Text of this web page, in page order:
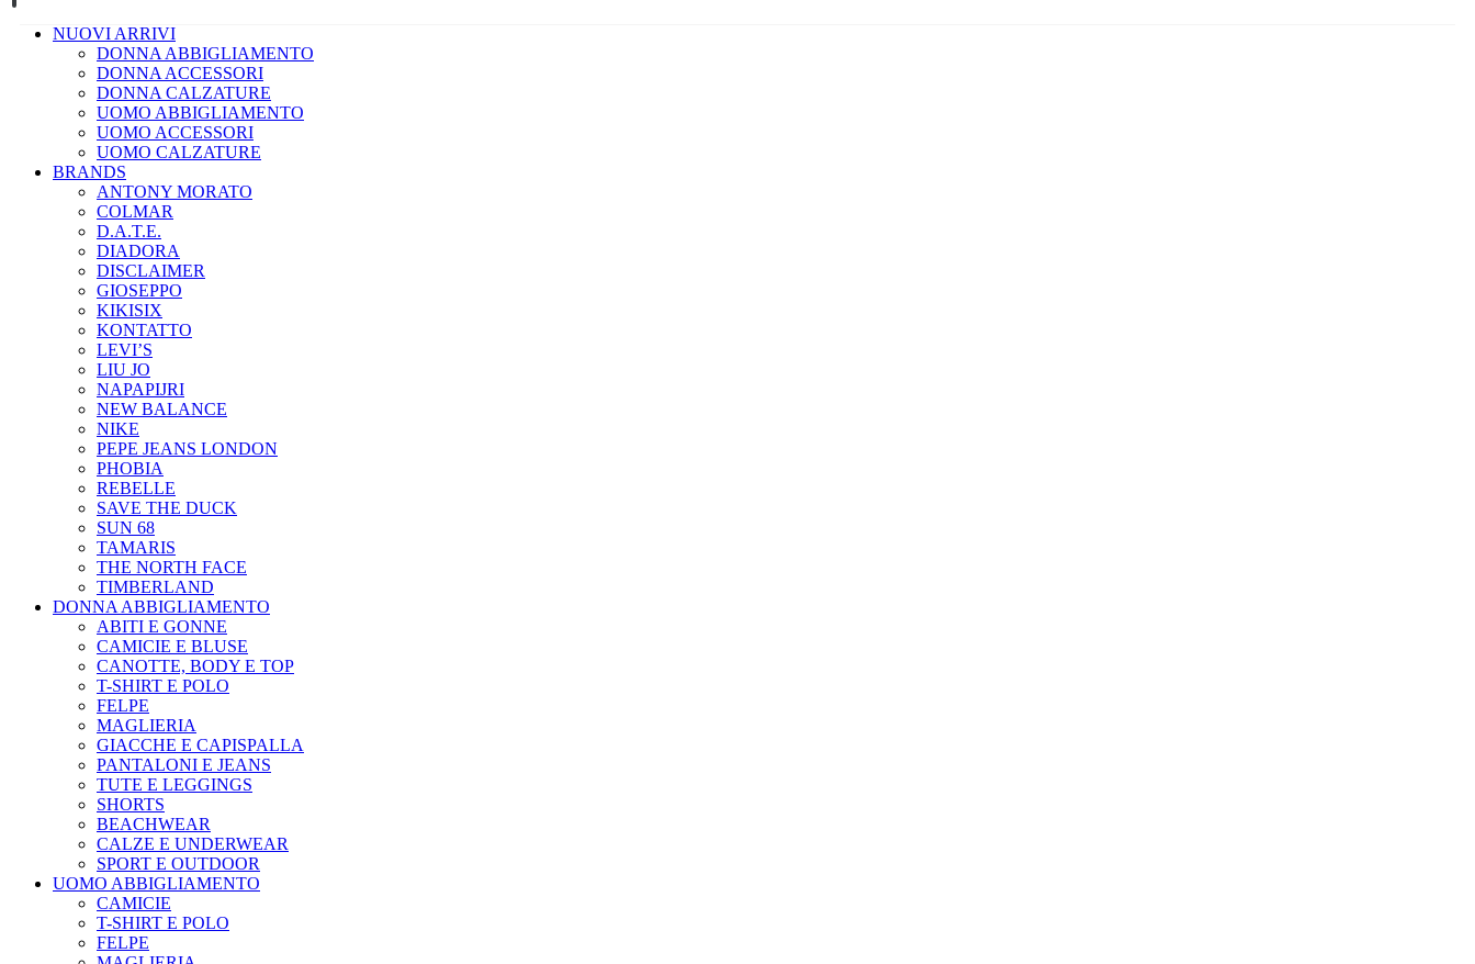
NUOVI ARRIVI
DONNA ABBIGLIAMENTO
DONNA ACCESSORI
DONNA CALZATURE
UOMO ABBIGLIAMENTO
UOMO ACCESSORI
UOMO CALZATURE
BRANDS
ANTONY MORATO
COLMAR
D.A.T.E.
DIADORA
DISCLAIMER
GIOSEPPO
KIKISIX
KONTATTO
LEVI’S
LIU JO
NAPAPIJRI
NEW BALANCE
NIKE
PEPE JEANS LONDON
PHOBIA
REBELLE
SAVE THE DUCK
SUN 68
TAMARIS
THE NORTH FACE
TIMBERLAND
DONNA ABBIGLIAMENTO
ABITI E GONNE
CAMICIE E BLUSE
CANOTTE, BODY E TOP
T-SHIRT E POLO
FELPE
MAGLIERIA
GIACCHE E CAPISPALLA
PANTALONI E JEANS
TUTE E LEGGINGS
SHORTS
BEACHWEAR
CALZE E UNDERWEAR
SPORT E OUTDOOR
UOMO ABBIGLIAMENTO
CAMICIE
T-SHIRT E POLO
FELPE